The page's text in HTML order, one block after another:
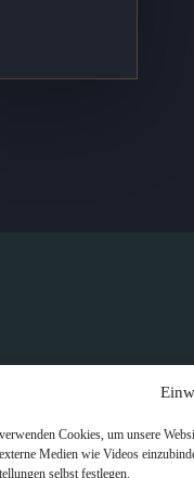
Cookies, um unsere
Medien wie Videos
selbst festlegen.